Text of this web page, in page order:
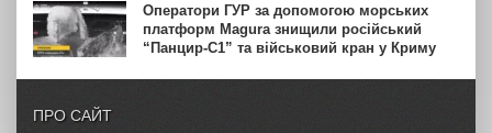
Оператори ГУР за допомогою морських
платформ Magura знищили російський
“Панцир-С1” та військовий кран у Криму
ПРО САЙТ